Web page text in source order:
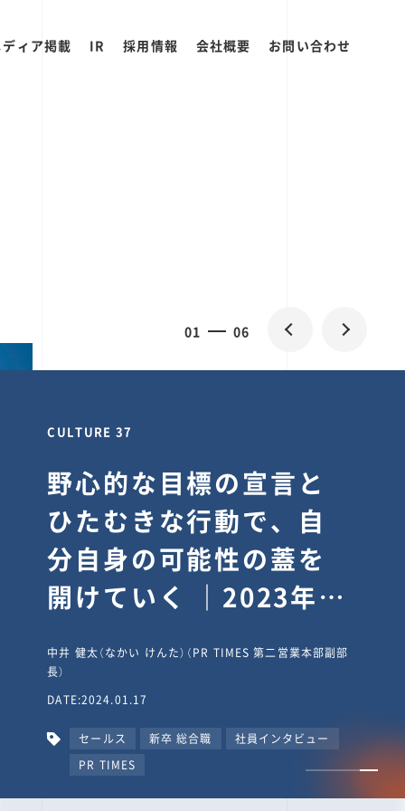
ィア掲載 IR 採用情報 会社概要 お問い合わせ
02 06
CULTURE 30
逆境では自分のスタン
スを変え“予想を裏切
り、期待を超える”【真
輔塾・前編】
山田真輔（やまだ しんすけ）（執行役員 兼 Jooto事業部
長）
DATE:2023.09.08
カルチャー CxO キャリア入社 Jooto